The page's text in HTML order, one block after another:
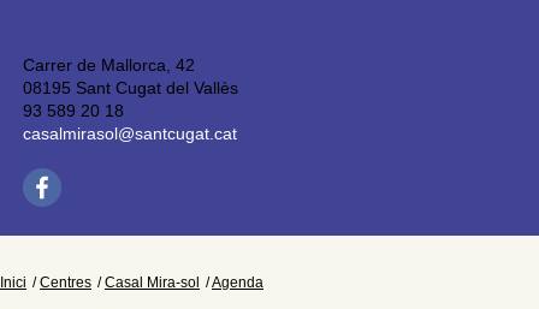
Carrer de Mallorca, 42
08195 Sant Cugat del Vallès
93 589 20 18
casalmirasol@santcugat.cat
Inici Centres Casal Mira-sol Agenda